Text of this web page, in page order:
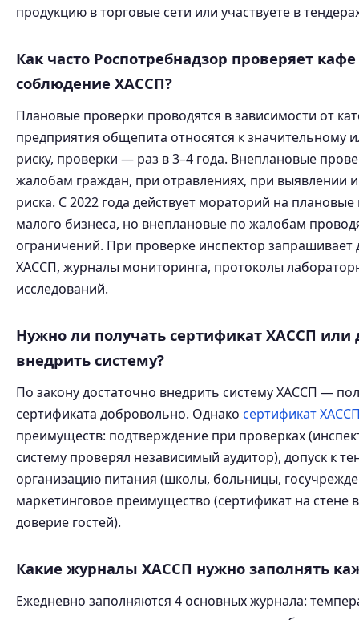
продукцию в торговые сети или участвуете в
Как часто Роспотребнадзор проверяет
соблюдение ХАССП?
Плановые проверки проводятся в зависимости от
предприятия общепита относятся к значительному
риску, проверки — раз в 3–4 года. Внеплановые
жалобам граждан, при отравлениях, при выявлении
риска. С 2022 года действует мораторий на
малого бизнеса, но внеплановые по жалобам
ограничений. При проверке инспектор запрашивает
ХАССП, журналы мониторинга, протоколы
исследований.
Нужно ли получать сертификат ХАССП или
внедрить систему?
По закону достаточно внедрить систему ХАССП —
сертификата добровольно. Однако сертификат
преимуществ: подтверждение при проверках
систему проверял независимый аудитор), допуск к
организацию питания (школы, больницы,
маркетинговое преимущество (сертификат на стене
доверие гостей).
Какие журналы ХАССП нужно заполнять
Ежедневно заполняются 4 основных журнала: